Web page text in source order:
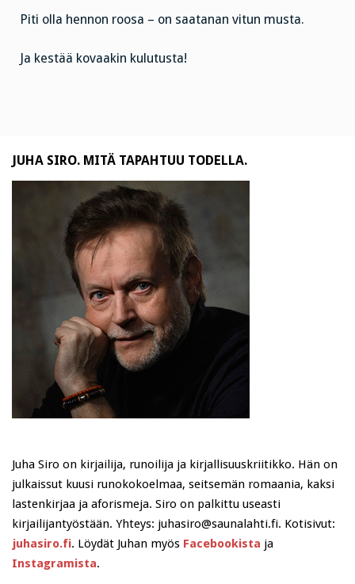
Piti olla hennon roosa – on saatanan vitun musta.
Ja kestää kovaakin kulutusta!
JUHA SIRO. MITÄ TAPAHTUU TODELLA.
Juha Siro on kirjailija, runoilija ja kirjallisuuskriitikko. Hän on
julkaissut kuusi runokokoelmaa, seitsemän romaania, kaksi
lastenkirjaa ja aforismeja. Siro on palkittu useasti
kirjailijantyöstään. Yhteys: juhasiro@saunalahti.fi. Kotisivut:
juhasiro.fi. Löydät Juhan myös Facebookista ja
Instagramista.